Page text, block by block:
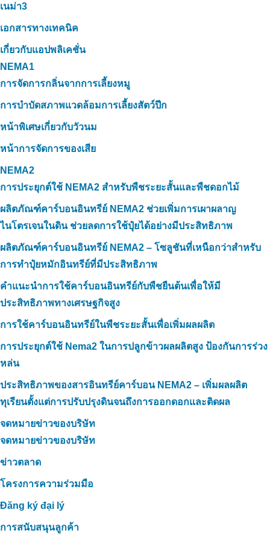
เนม่า3
เอกสารทางเทคนิค
เกี่ยวกับแอปพลิเคชั่น
NEMA1
การจัดการกลิ่นจากการเลี้ยงหมู
การบำบัดสภาพแวดล้อมการเลี้ยงสัตว์ปีก
หน้าพิเศษเกี่ยวกับวัวนม
หน้าการจัดการของเสีย
NEMA2
การประยุกต์ใช้ NEMA2 สำหรับพืชระยะสั้นและพืชดอกไม้
ผลิตภัณฑ์คาร์บอนอินทรีย์ NEMA2 ช่วยเพิ่มการเผาผลาญ
ไนโตรเจนในดิน ช่วยลดการใช้ปุ๋ยได้อย่างมีประสิทธิภาพ
ผลิตภัณฑ์คาร์บอนอินทรีย์ NEMA2 – โซลูชันที่เหนือกว่าสำหรับ
การทำปุ๋ยหมักอินทรีย์ที่มีประสิทธิภาพ
คำแนะนำการใช้คาร์บอนอินทรีย์กับพืชยืนต้นเพื่อให้มี
ประสิทธิภาพทางเศรษฐกิจสูง
การใช้คาร์บอนอินทรีย์ในพืชระยะสั้นเพื่อเพิ่มผลผลิต
การประยุกต์ใช้ Nema2 ในการปลูกข้าวผลผลิตสูง ป้องกันการร่วง
หล่น
ประสิทธิภาพของสารอินทรีย์คาร์บอน NEMA2 – เพิ่มผลผลิต
ทุเรียนตั้งแต่การปรับปรุงดินจนถึงการออกดอกและติดผล
จดหมายข่าวของบริษัท
จดหมายข่าวของบริษัท
ข่าวตลาด
โครงการความร่วมมือ
Đăng ký đại lý
การสนับสนุนลูกค้า